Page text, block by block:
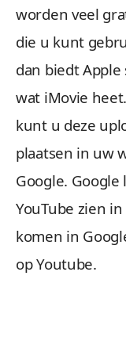
worden veel
die u kunt
dan biedt
wat iMovie
kunt u deze
plaatsen in uw
Google. Google
YouTube zien
komen in
op Youtube.